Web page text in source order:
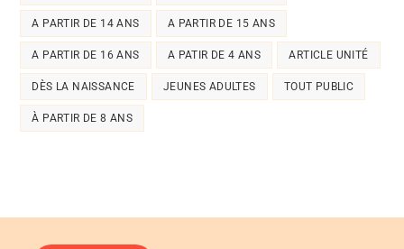
A PARTIR DE 14 ANS A PARTIR DE 15 ANS
A PARTIR DE 16 ANS A PATIR DE 4 ANS ARTICLE UNITÉ
DÈS LA NAISSANCE JEUNES ADULTES TOUT PUBLIC
À PARTIR DE 8 ANS